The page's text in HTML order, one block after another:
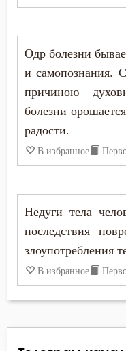
Болезнь
Будущее
Вера
Вечные муки
Воздаяние
Воздержание
Воля
Воля Божия
Исидор Пелусиот
Лев Оптинский
Макарий Великий
Макарий
Максим
Моисей
Никита Стифат
Нил Синайский
Серафим
Симеон Новый
Одр болезни
и самопознания.
причиною
болезни
радости.
В избранное
Недуги тела
последствия
злоупотребления
В избранное